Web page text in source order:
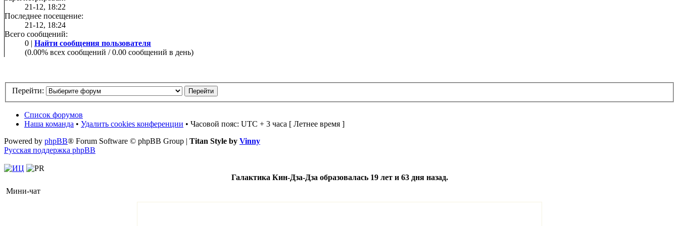
21-12, 18:22
Последнее посещение:
21-12, 18:24
Всего сообщений:
0 | Найти сообщения пользователя
(0.00% всех сообщений / 0.00 сообщений в день)
Перейти:
Список форумов
Наша команда • Удалить cookies конференции • Часовой пояс: UTC + 3 часа [ Летнее время ]
Powered by phpBB® Forum Software © phpBB Group | Titan Style by Vinny
Русская поддержка phpBB
Галактика Кин-Дза-Дза образовалась 19 лет и 63 дня назад.
Мини-чат